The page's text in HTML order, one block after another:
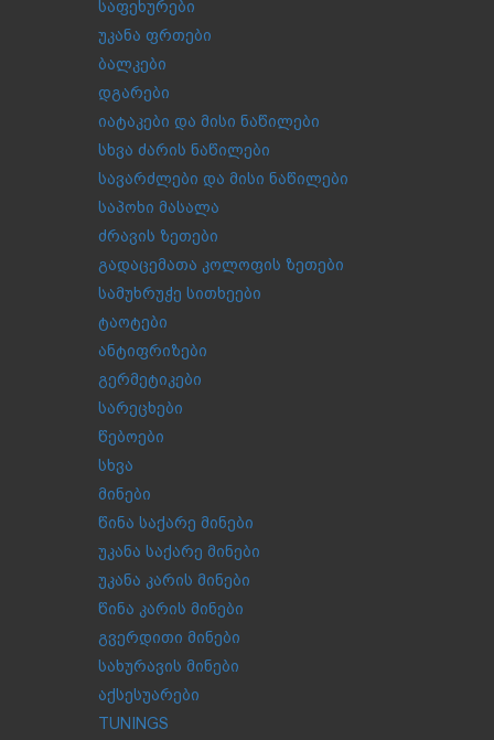
საფეხურები
უკანა ფრთები
ბალკები
დგარები
იატაკები და მისი ნაწილები
სხვა ძარის ნაწილები
სავარძლები და მისი ნაწილები
საპოხი მასალა
ძრავის ზეთები
გადაცემათა კოლოფის ზეთები
სამუხრუჭე სითხეები
ტაოტები
ანტიფრიზები
გერმეტიკები
სარეცხები
წებოები
სხვა
მინები
წინა საქარე მინები
უკანა საქარე მინები
უკანა კარის მინები
წინა კარის მინები
გვერდითი მინები
სახურავის მინები
აქსესუარები
TUNINGS